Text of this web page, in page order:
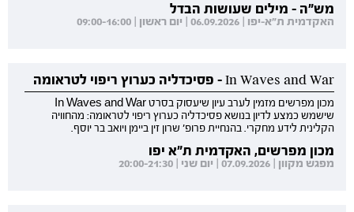
מש"ה - מילים שעושות הבדל
האקדמית ת"א-יפו | 06.09.2026 | יום ראשון | 09:00-16:00
In Waves and War - פסיכדליה כערוץ ריפוי לטראומה
מכון מפרשים מזמין לערב עיון שיעסוק בסרט In Waves and War
שישמש כמצע לדיון בנושא פסיכדליה כערוץ ריפוי לטראומה: מהחוויה
הקלינית לידע מחקרי. בהנחיית פרופ' שרון זין ביימן ויואב בר יוסף.
מכון מפרשים, האקדמית ת"א יפו
מפגש מקוון | 07.09.2026 | יום שני | 20:00-21:30